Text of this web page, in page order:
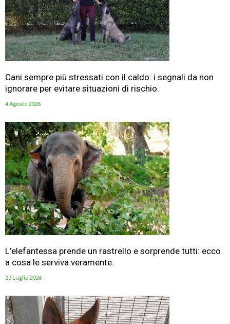
Cani sempre più stressati con il caldo: i segnali da non
ignorare per evitare situazioni di rischio.
4 Agosto 2026
L’elefantessa prende un rastrello e sorprende tutti: ecco
a cosa le serviva veramente.
23 Luglio 2026